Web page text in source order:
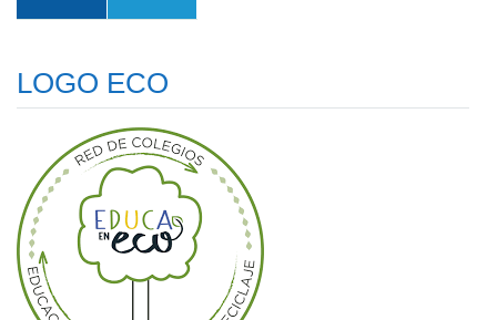
LOGO ECO